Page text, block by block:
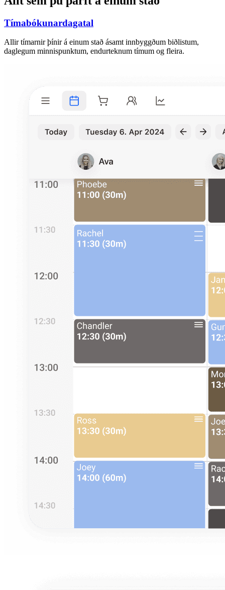
Tímabókunardagatal
Allir tímarnir þínir á einum stað ásamt innbyggðum biðlistum,
daglegum minnispunktum, endurteknum tímum og fleira.